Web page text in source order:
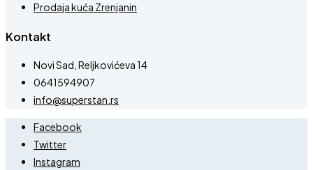
Prodaja kuća Zrenjanin
Kontakt
Novi Sad, Reljkovićeva 14
0641594907
info@superstan.rs
Facebook
Twitter
Instagram